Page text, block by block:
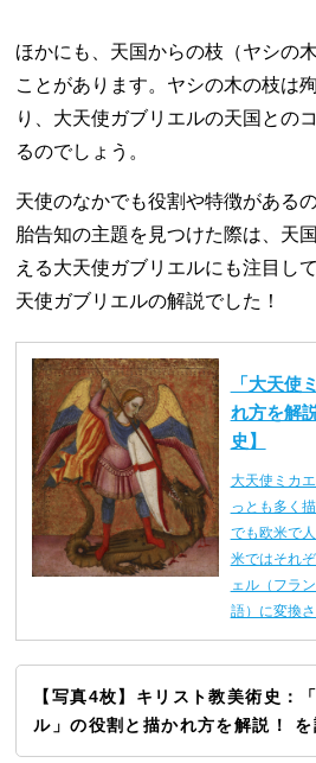
ほかにも、天国からの枝（ヤシの
ことがあります。ヤシの木の枝は
り、大天使ガブリエルの天国との
るのでしょう。
天使のなかでも役割や特徴がある
胎告知の主題を見つけた際は、天
える大天使ガブリエルにも注目し
天使ガブリエルの解説でした！
「大天使
れ方を解
史】
大天使ミカ
っとも多く
でも欧米で
米ではそれ
ェル（フラ
語）に変換
【写真4枚】キリスト教美術史：
ル」の役割と描かれ方を解説！ を